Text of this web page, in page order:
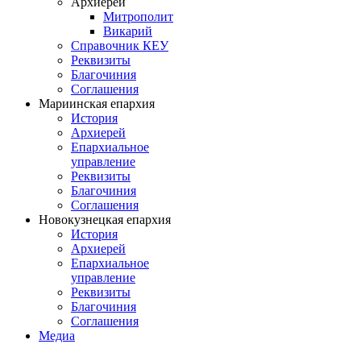
Митрополит
Викарий
Справочник КЕУ
Реквизиты
Благочиния
Соглашения
Мариинская епархия
История
Архиерей
Епархиальное
управление
Реквизиты
Благочиния
Соглашения
Новокузнецкая епархия
История
Архиерей
Епархиальное
управление
Реквизиты
Благочиния
Соглашения
Медиа